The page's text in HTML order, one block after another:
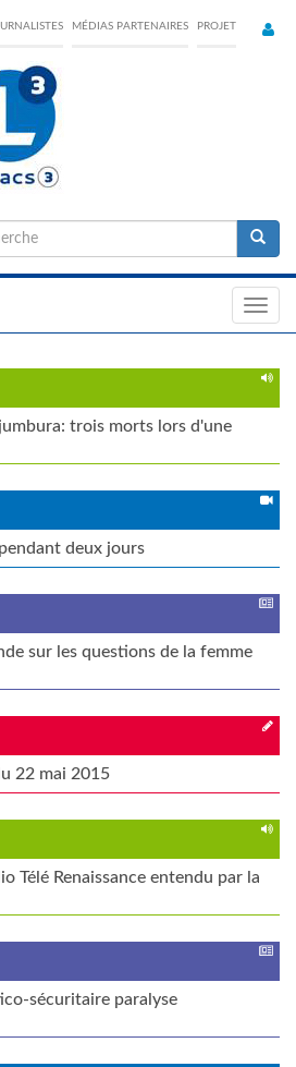
MÉDIAS PARTENAIRES PROJET
trois morts lors d'une
deux jours
sur les questions de la femme
22 mai 2015
Télé Renaissance entendu par la
sécuritaire paralyse